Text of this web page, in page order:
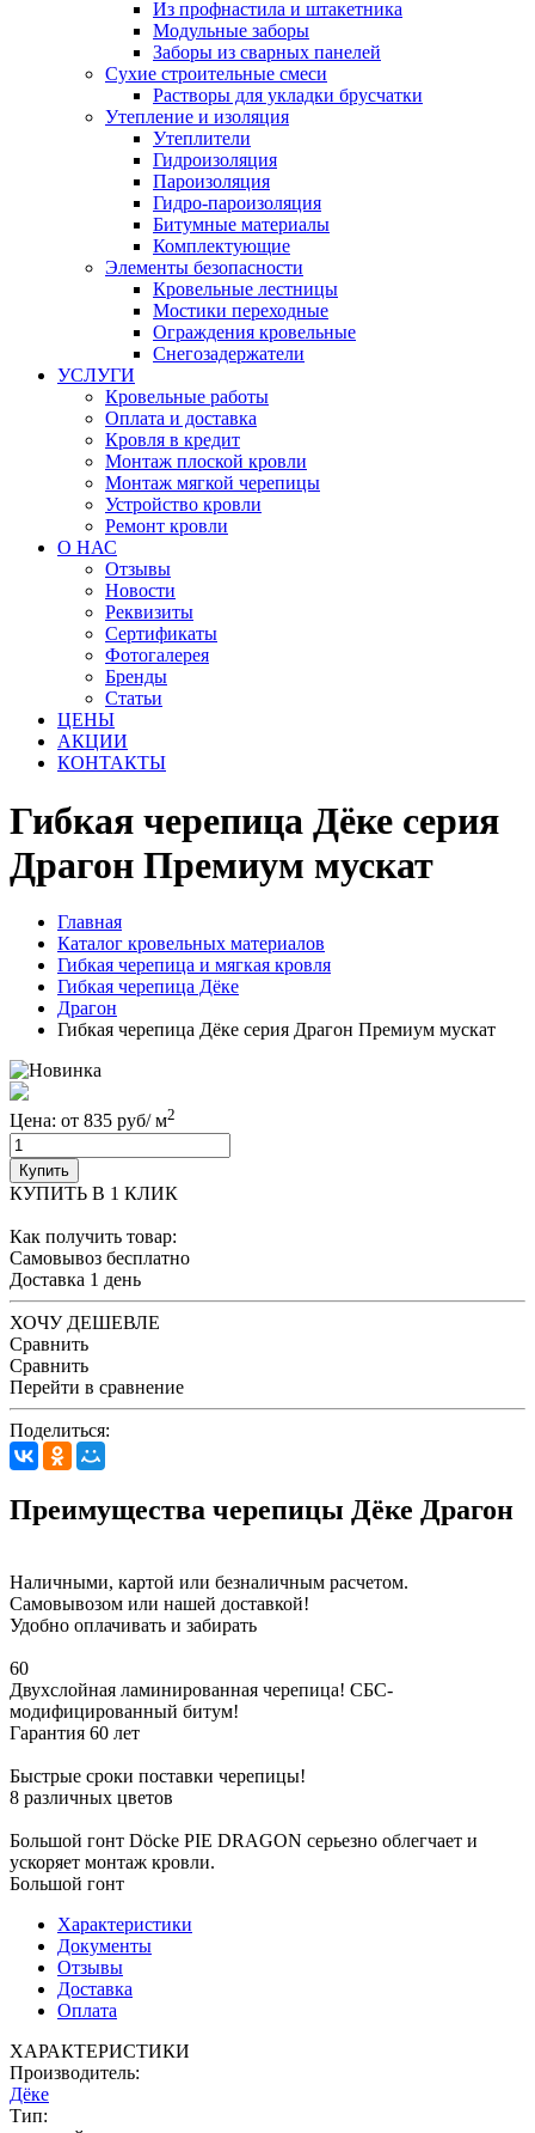
Из профнастила и штакетника
Модульные заборы
Заборы из сварных панелей
Сухие строительные смеси
Растворы для укладки брусчатки
Утепление и изоляция
Утеплители
Гидроизоляция
Пароизоляция
Гидро-пароизоляция
Битумные материалы
Комплектующие
Элементы безопасности
Кровельные лестницы
Мостики переходные
Ограждения кровельные
Снегозадержатели
УСЛУГИ
Кровельные работы
Оплата и доставка
Кровля в кредит
Монтаж плоской кровли
Монтаж мягкой черепицы
Устройство кровли
Ремонт кровли
О НАС
Отзывы
Новости
Реквизиты
Сертификаты
Фотогалерея
Бренды
Статьи
ЦЕНЫ
АКЦИИ
КОНТАКТЫ
Гибкая черепица Дёке серия
Драгон Премиум мускат
Главная
Каталог кровельных материалов
Гибкая черепица и мягкая кровля
Гибкая черепица Дёке
Драгон
Гибкая черепица Дёке серия Драгон Премиум мускат
Цена: от 835 руб/ м2
Купить
КУПИТЬ В 1 КЛИК
Как получить товар:
Самовывоз бесплатно
Доставка 1 день
ХОЧУ ДЕШЕВЛЕ
Сравнить
Сравнить
Перейти в сравнение
Поделиться:
Преимущества черепицы Дёке Драгон
Наличными, картой или безналичным расчетом.
Самовывозом или нашей доставкой!
Удобно оплачивать и забирать
60
Двухслойная ламинированная черепица! СБС-
модифицированный битум!
Гарантия 60 лет
Быстрые сроки поставки черепицы!
8 различных цветов
Большой гонт Dӧcke PIE DRAGON серьезно облегчает и
ускоряет монтаж кровли.
Большой гонт
Характеристики
Документы
Отзывы
Доставка
Оплата
ХАРАКТЕРИСТИКИ
Производитель:
Дёке
Тип: